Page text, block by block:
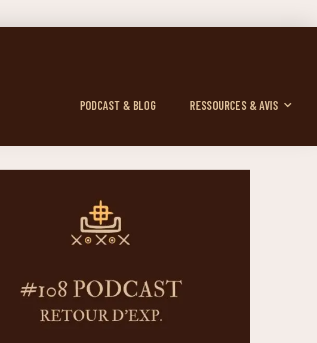
PODCAST & BLOG
RESSOURCES & AVIS